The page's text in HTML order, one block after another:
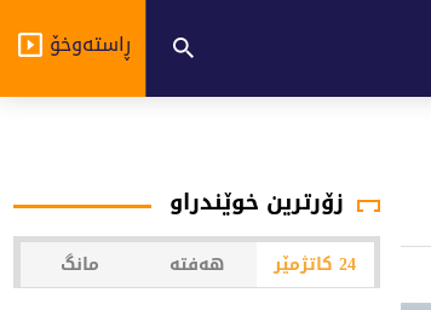
ڕاستەوخۆ
زۆرترین خوێندراو
24 کاتژمێر هەفتە مانگ